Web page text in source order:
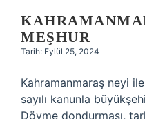
MEŞHUR
Tarih: Eylül 25, 2024
Kahramanmaraş neyi
sayılı kanunla
Dövme dondurması,